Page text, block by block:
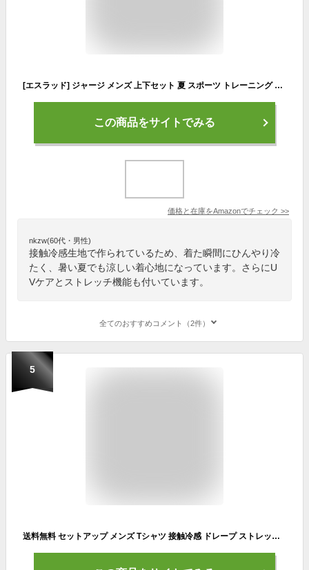
[エスラッド] ジャージ メンズ 上下セット 夏 スポーツ トレーニング ランニング 大きいサイズ 3L 4L 5L 冷感 涼感 ESM151 ブラック Oサイズ
この商品をサイトでみる
価格と在庫をAmazonでチェック >>
nkzw(60代・男性)
接触冷感生地で作られているため、着た瞬間にひんやり冷
たく、暑い夏でも涼しい着心地になっています。さらにU
Vケアとストレッチ機能も付いています。
全てのおすすめコメント（2件）
5
送料無料 セットアップ メンズ Tシャツ 接触冷感 ドレープ ストレッチ 半袖Tシャツ ハーフパンツ ルームウェア 2点セット スウェット 上下 ジャージ 大きいサイズ サマー 薄手 無地 夏物 カジュアル 男女兼用 ユニセックス カップル ペア